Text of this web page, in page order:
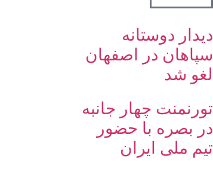
دیدار دوستانه
سپاهان در اصفهان
لغو شد
تورنمنت چهار جانبه
در بصره با حضور
تیم ملی ایران